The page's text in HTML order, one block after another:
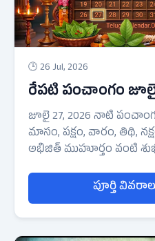
🕒 26 Jul, 2026
రేపటి పంచాంగం జూలై
జూలై 27, 2026 నాటి
మాసం, పక్షం, వారం, తిథి,
అభిజిత్ ముహూర్తం వంటి
స్పష్టంగా అందించబడ్డాయి.
ఖచ్చితమైన పండుగలు
జాబితా నుండి ఎంచుకోండి.
పూర్తి